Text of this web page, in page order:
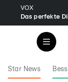
VOX
Das perfekte
Star News